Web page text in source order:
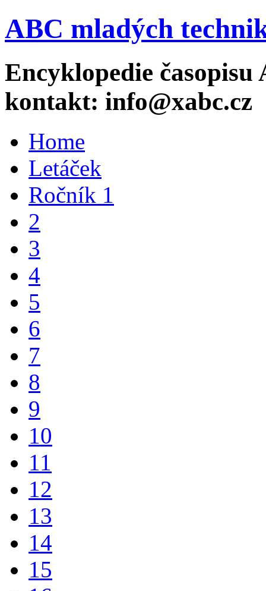
ABC mladých
Encyklopedie časopisu
kontakt: info@xabc.cz
Home
Letáček
Ročník 1
2
3
4
5
6
7
8
9
10
11
12
13
14
15